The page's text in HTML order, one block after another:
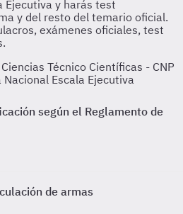
Técnico Científicas - CNP
Escala Ejecutiva
según el Reglamento de
de armas